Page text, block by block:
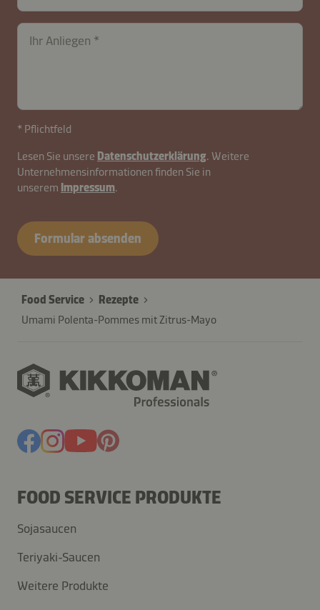
Ihr Anliegen
* Pflichtfeld
Lesen Sie unsere Datenschutzerklärung. Weitere
Unternehmensinformationen finden Sie in
unserem Impressum.
Formular absenden
Food Service
Rezepte
Umami Polenta-Pommes mit Zitrus-Mayo
FOOD SERVICE PRODUKTE
Sojasaucen
Teriyaki-Saucen
Weitere Produkte